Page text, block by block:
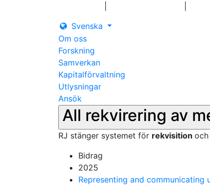
Svenska
Om oss
Forskning
Samverkan
Kapitalförvaltning
Utlysningar
Ansök
All rekvirering av
RJ stänger systemet för rekvisition och
Bidrag
2025
Representing and